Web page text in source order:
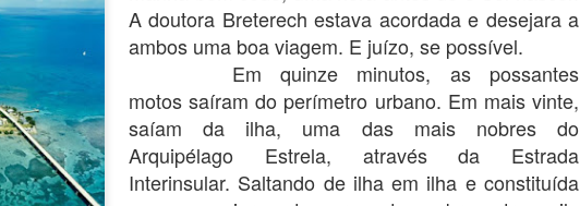
A doutora Breterech estava acordada e desejara a
ambos uma boa viagem. E juízo, se possível.
Em quinze minutos, as possantes
motos saíram do perímetro urbano. Em mais vinte,
saíam da ilha, uma das mais nobres do
Arquipélago Estrela, através da Estrada
Interinsular. Saltando de ilha em ilha e constituída